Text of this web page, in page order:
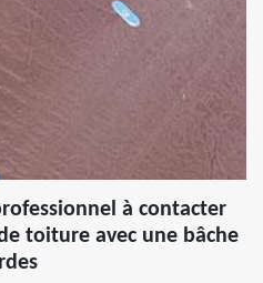
à contacter
toiture avec une bâche